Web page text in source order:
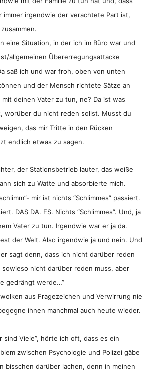
immer irgendwie der verachtete Part ist,
eine Situation, in der ich im Büro war und
allgemeinen Übererregungsattacke
saß ich und war froh, oben von unten
und der Mensch richtete Sätze an
mit deinen Vater zu tun, ne? Da ist was
worüber du nicht reden sollst. Musst du
das mir Tritte in den Rücken
endlich etwas zu sagen.
der Stationsbetrieb lauter, das weiße
sich zu Watte und absorbierte mich.
mir ist nichts “Schlimmes” passiert.
DAS DA. ES. Nichts “Schlimmes”. Und, ja
Vater zu tun. Irgendwie war er ja da.
der Welt. Also irgendwie ja und nein. Und
sagt denn, dass ich nicht darüber reden
nicht darüber reden muss, aber
gedrängt werde…”
aus Fragezeichen und Verwirrung nie
ihnen manchmal auch heute wieder.
sind Viele”, hörte ich oft, dass es ein
zwischen Psychologie und Polizei gäbe
bisschen darüber lachen, denn in meinen